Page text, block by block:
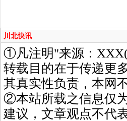
川北快讯
①凡注明"来源：
转载目的在于传递更
其真实性负责，本网
②本站所载之信息仅
建议，文章观点不代